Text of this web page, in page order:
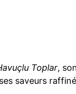
Toplar,
saveurs